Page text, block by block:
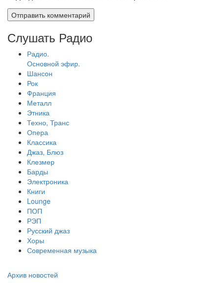
Слушать Радио
Радио.
Основной эфир.
Шансон
Рок
Франция
Металл
Этника
Техно, Транс
Опера
Классика
Джаз, Блюз
Клезмер
Барды
Электроника
Книги
Lounge
ПОП
РЭП
Русский джаз
Хоры
Современная музыка
Архив новостей